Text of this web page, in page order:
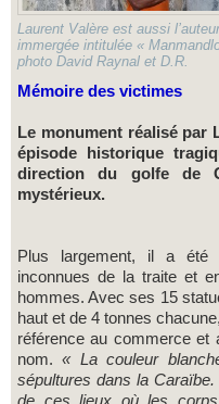
Laurent Valère est aussi
immergée intitulée «
photo David Raynal et D.R.
Mémoire des victimes
Le monument réalisé par
épisode historique
direction du golfe de
mystérieux.
Plus largement, il a été
inconnues de la traite et
hommes. Avec ses 15
haut et de 4 tonnes
référence au commerce et
nom.« La couleur
sépultures dans la